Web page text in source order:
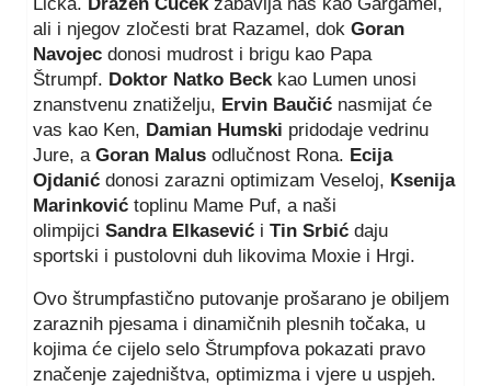
ali i njegov zločesti brat Razamel, dok Goran
Navojec donosi mudrost i brigu kao Papa
Štrumpf. Doktor Natko Beck kao Lumen unosi
znanstvenu znatiželju, Ervin Baučić nasmijat će
vas kao Ken, Damian Humski pridodaje vedrinu
Jure, a Goran Malus odlučnost Rona. Ecija
Ojdanić donosi zarazni optimizam Veseloj, Ksenija
Marinković toplinu Mame Puf, a naši
olimpijci Sandra Elkasević i Tin Srbić daju
sportski i pustolovni duh likovima Moxie i Hrgi.
Ovo štrumpfastično putovanje prošarano je obiljem
zaraznih pjesama i dinamičnih plesnih točaka, u
kojima će cijelo selo Štrumpfova pokazati pravo
značenje zajedništva, optimizma i vjere u uspjeh.